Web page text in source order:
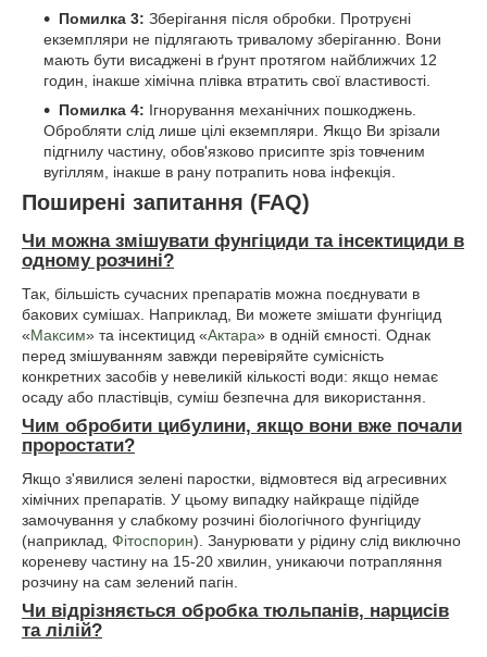
Помилка 3: Зберігання після обробки. Протруєні
екземпляри не підлягають тривалому зберіганню. Вони
мають бути висаджені в ґрунт протягом найближчих 12
годин, інакше хімічна плівка втратить свої властивості.
Помилка 4: Ігнорування механічних пошкоджень.
Обробляти слід лише цілі екземпляри. Якщо Ви зрізали
підгнилу частину, обов'язково присипте зріз товченим
вугіллям, інакше в рану потрапить нова інфекція.
Поширені запитання (FAQ)
Чи можна змішувати фунгіциди та інсектициди в
одному розчині?
Так, більшість сучасних препаратів можна поєднувати в
бакових сумішах. Наприклад, Ви можете змішати фунгіцид
«Максим» та інсектицид «Актара» в одній ємності. Однак
перед змішуванням завжди перевіряйте сумісність
конкретних засобів у невеликій кількості води: якщо немає
осаду або пластівців, суміш безпечна для використання.
Чим обробити цибулини, якщо вони вже почали
проростати?
Якщо з'явилися зелені паростки, відмовтеся від агресивних
хімічних препаратів. У цьому випадку найкраще підійде
замочування у слабкому розчині біологічного фунгіциду
(наприклад, Фітоспорин). Занурювати у рідину слід виключно
кореневу частину на 15-20 хвилин, уникаючи потрапляння
розчину на сам зелений пагін.
Чи відрізняється обробка тюльпанів, нарцисів
та лілій?